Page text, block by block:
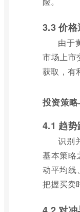
3.3 价格
由于
市场上市
获取，有
投资策
4.1 趋势
识别
基本策略
动平均线
把握买卖